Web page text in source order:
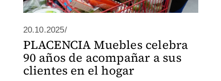
20.10.2025/
PLACENCIA Muebles celebra
90 años de acompañar a sus
clientes en el hogar